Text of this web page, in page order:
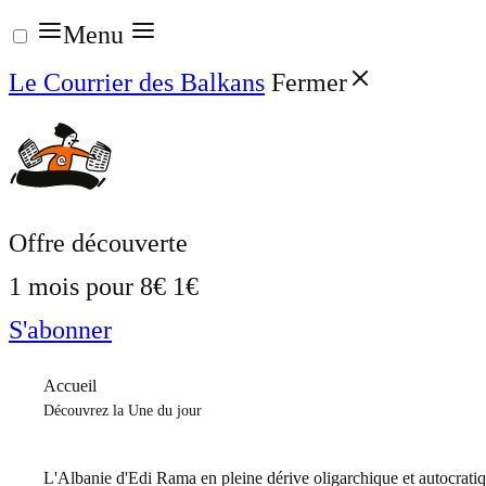
Aller
au
contenu
Menu
Le Courrier des Balkans Fermer
Offre découverte
1 mois pour 8€ 1€
S'abonner
Accueil
Découvrez la Une du jour
L'Albanie d'Edi Rama en pleine dérive oligarchique et